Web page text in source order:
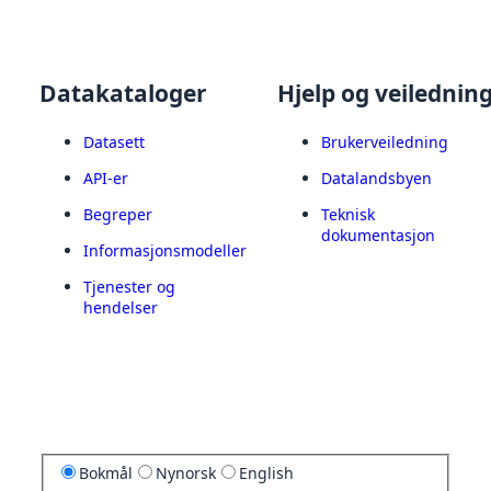
Datakataloger
Datasett
API-er
Begreper
Informasjonsmodeller
Tjenester og
hendelser
Hjelp og
Brukerveiledning
Datalandsbyen
Teknisk
dokumentasjon
Bokmål Nynorsk English